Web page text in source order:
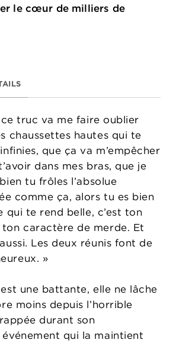
le cœur de milliers de
truc va me faire oublier
chaussettes hautes qui te
que ça va m’empêcher
dans mes bras, que je
tu frôles l’absolue
comme ça, alors tu es bien
qui te rend belle, c’est ton
caractère de merde. Et
Les deux réunis font de
»
une battante, elle ne lâche
moins depuis l’horrible
durant son
qui la maintient